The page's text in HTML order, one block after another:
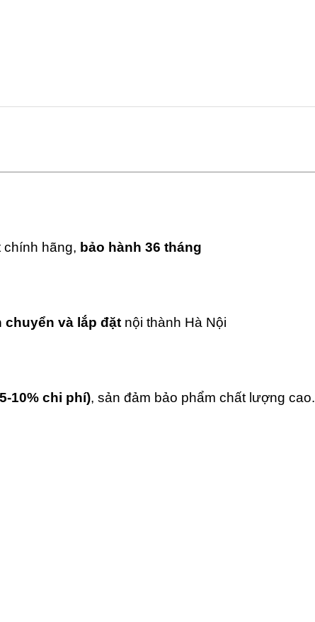
chính hãng, bảo hành 36 tháng
chuyển và lắp đặt nội thành Hà Nội
10% chi phí), sản đảm bảo phẩm chất lượng cao.